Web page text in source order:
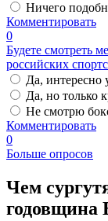
Ничего
Комментировать
0
Будете смотреть
российских
Да, интересно
Да, но только
Не смотрю
Комментировать
0
Больше опросов
Чем
годовщина